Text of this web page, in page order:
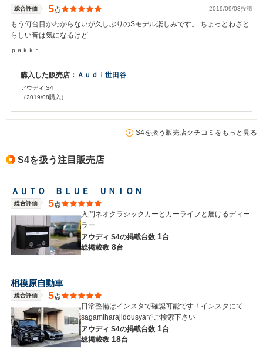
総合評価 5点 2019/09/03投稿
もう何台目かわからないが久しぶりのSモデル楽しみです。 ちょっとわざと
らしい音は気になるけど
ｐａｋｋｎ
購入した販売店： Ａｕｄｉ世田谷
アウディ S4
（2019/08購入）
S4を扱う販売店クチコミをもっと見る
S4を扱う注目販売店
ＡＵＴＯ ＢＬＵＥ ＵＮＩＯＮ
総合評価 5点
入門ネオクラシックカーとカーライフと届けるディー
ラー
アウディ S4の掲載台数 1台
総掲載数 8台
相模原自動車
総合評価 5点
日常整備はインスタで確認可能です！インスタにて
sagamiharajidousyaでご検索下さい
アウディ S4の掲載台数 1台
総掲載数 18台